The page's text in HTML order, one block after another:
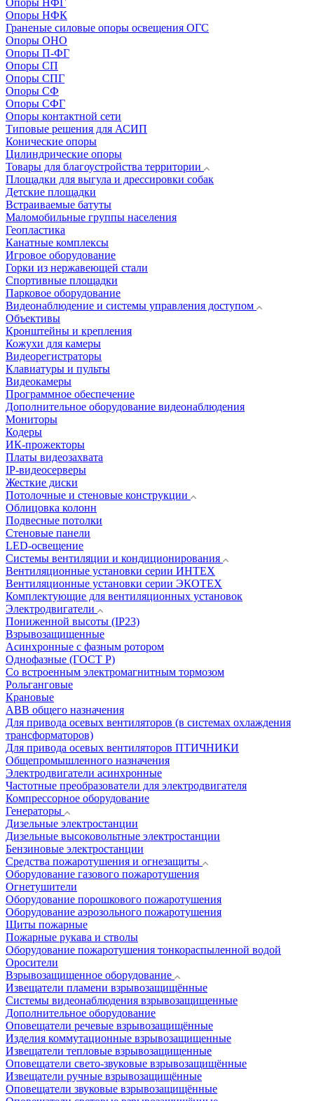
Опоры НФГ
Опоры НФК
Граненые силовые опоры освещения ОГС
Опоры ОНО
Опоры П-ФГ
Опоры СП
Опоры СПГ
Опоры СФ
Опоры СФГ
Опоры контактной сети
Типовые решения для АСИП
Конические опоры
Цилиндрические опоры
Товары для благоустройства территории
Площадки для выгула и дрессировки собак
Детские площадки
Встраиваемые батуты
Маломобильные группы населения
Геопластика
Канатные комплексы
Игровое оборудование
Горки из нержавеющей стали
Спортивные площадки
Парковое оборудование
Видеонаблюдение и системы управления доступом
Объективы
Кронштейны и крепления
Кожухи для камеры
Видеорегистраторы
Клавиатуры и пульты
Видеокамеры
Программное обеспечение
Дополнительное оборудование видеонаблюдения
Мониторы
Кодеры
ИК-прожекторы
Платы видеозахвата
IP-видеосерверы
Жесткие диски
Потолочные и стеновые конструкции
Облицовка колонн
Подвесные потолки
Стеновые панели
LED-освещение
Системы вентиляции и кондиционирования
Вентиляционные установки серии ИНТЕХ
Вентиляционные установки серии ЭКОТЕХ
Комплектующие для вентиляционных установок
Электродвигатели
Пониженной высоты (IP23)
Взрывозащищенные
Асинхронные с фазным ротором
Однофазные (ГОСТ Р)
Со встроенным электромагнитным тормозом
Рольганговые
Крановые
АВВ общего назначения
Для привода осевых вентиляторов (в системах охлаждения
трансформаторов)
Для привода осевых вентиляторов ПТИЧНИКИ
Общепромышленного назначения
Электродвигатели асинхронные
Частотные преобразователи для электродвигателя
Компрессорное оборудование
Генераторы
Дизельные электростанции
Дизельные высоковольтные электростанции
Бензиновые электростанции
Средства пожаротушения и огнезащиты
Оборудование газового пожаротушения
Огнетушители
Оборудование порошкового пожаротушения
Оборудование аэрозольного пожаротушения
Щиты пожарные
Пожарные рукава и стволы
Оборудование пожаротушения тонкораспыленной водой
Оросители
Взрывозащищенное оборудование
Извещатели пламени взрывозащищённые
Системы видеонаблюдения взрывозащищенные
Дополнительное оборудование
Оповещатели речевые взрывозащищённые
Изделия коммутационные взрывозащищенные
Извещатели тепловые взрывозащищенные
Оповещатели свето-звуковые взрывозащищённые
Извещатели ручные взрывозащищённые
Оповещатели звуковые взрывозащищённые